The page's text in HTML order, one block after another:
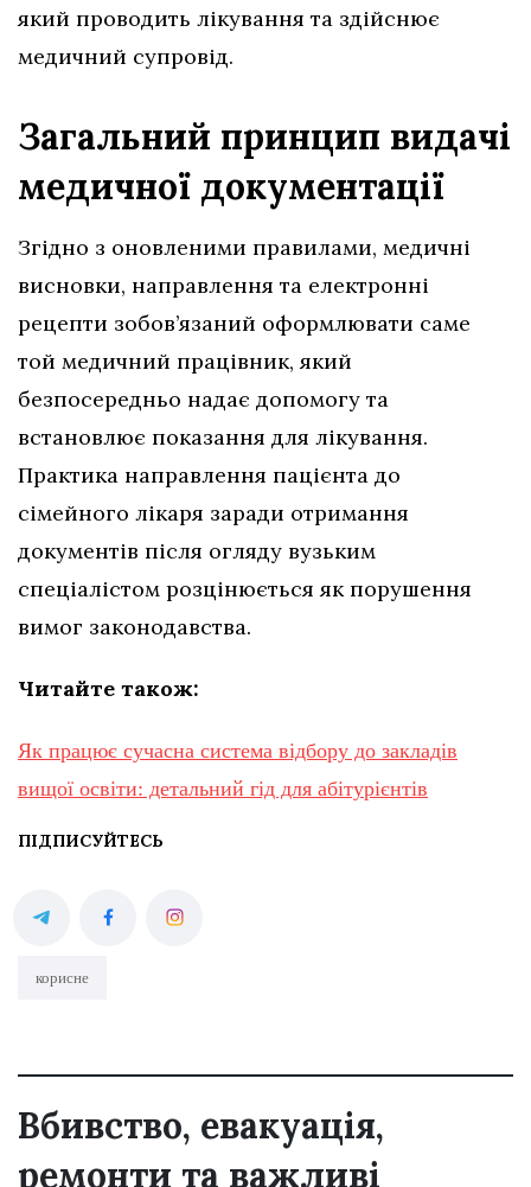
який проводить лікування та здійснює
медичний супровід.
Загальний принцип видачі
медичної документації
Згідно з оновленими правилами, медичні
висновки, направлення та електронні
рецепти зобов’язаний оформлювати саме
той медичний працівник, який
безпосередньо надає допомогу та
встановлює показання для лікування.
Практика направлення пацієнта до
сімейного лікаря заради отримання
документів після огляду вузьким
спеціалістом розцінюється як порушення
вимог законодавства.
Читайте також:
Як працює сучасна система відбору до закладів
вищої освіти: детальний гід для абітурієнтів
ПІДПИСУЙТЕСЬ
корисне
Вбивство, евакуація,
ремонти та важливі